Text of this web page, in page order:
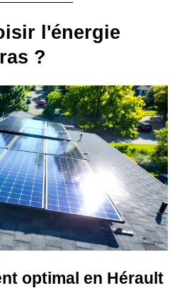
l'énergie
?
optimal en Hérault